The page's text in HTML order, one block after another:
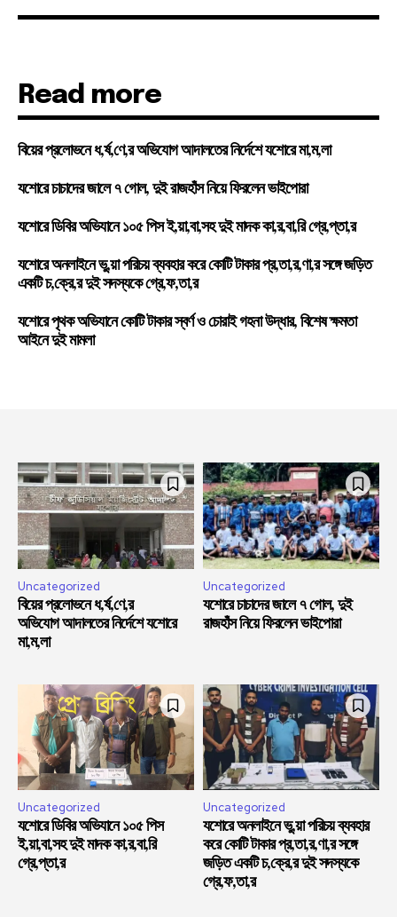
Read more
বিয়ের প্রলোভনে ধ,র্ষ,ণে,র অভিযোগ আদালতের নির্দেশে যশোরে মা,ম,লা
যশোরে চাচাদের জালে ৭ গোল, দুই রাজহাঁস নিয়ে ফিরলেন ভাইপোরা
যশোরে ডিবির অভিযানে ১০৫ পিস ই,য়া,বা,সহ দুই মাদক কা,র,বা,রি গ্রে,প্তা,র
যশোরে অনলাইনে ভু,য়া পরিচয় ব্যবহার করে কোটি টাকার প্র,তা,র,ণা,র সঙ্গে জড়িত
একটি চ,ক্রে,র দুই সদস্যকে গ্রে,ফ,তা,র
যশোরে পৃথক অভিযানে কোটি টাকার স্বর্ণ ও চোরাই গহনা উদ্ধার, বিশেষ ক্ষমতা
আইনে দুই মামলা
Uncategorized
বিয়ের প্রলোভনে ধ,র্ষ,ণে,র
অভিযোগ আদালতের নির্দেশে যশোরে
মা,ম,লা
Uncategorized
যশোরে চাচাদের জালে ৭ গোল, দুই
রাজহাঁস নিয়ে ফিরলেন ভাইপোরা
Uncategorized
যশোরে ডিবির অভিযানে ১০৫ পিস
ই,য়া,বা,সহ দুই মাদক কা,র,বা,রি
গ্রে,প্তা,র
Uncategorized
যশোরে অনলাইনে ভু,য়া পরিচয় ব্যবহার
করে কোটি টাকার প্র,তা,র,ণা,র সঙ্গে
জড়িত একটি চ,ক্রে,র দুই সদস্যকে
গ্রে,ফ,তা,র